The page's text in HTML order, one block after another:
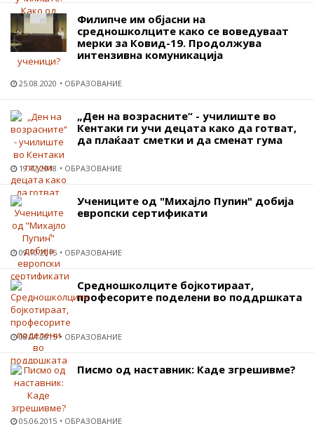
Филипче им објасни на
средношколците како се воведуваат
мерки за Ковид-19. Продолжува
интензивна комуникација
25.08.2020 ОБРАЗОВАНИЕ
„Ден на возрасните“ - училиште во
Кентаки ги учи децата како да готват,
да плаќаат сметки и да сменат гума
19.12.2018 ОБРАЗОВАНИЕ
Учениците од "Михајло Пупин" добија
европски сертификати
09.10.2015 ОБРАЗОВАНИЕ
Средношколците бојкотираат,
професорите поделени во поддршката
08.04.2015 ОБРАЗОВАНИЕ
Писмо од наставник: Каде згрешивме?
05.06.2015 ОБРАЗОВАНИЕ